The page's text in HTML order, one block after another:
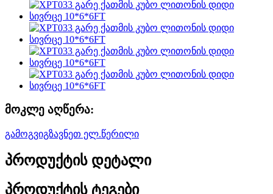
მოკლე აღწერა:
გამოგვიგზავნეთ ელ.წერილი
პროდუქტის დეტალი
პროდუქტის ტეგები